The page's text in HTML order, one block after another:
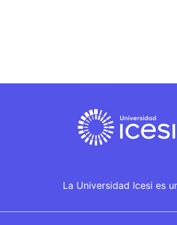
La Universidad Icesi es